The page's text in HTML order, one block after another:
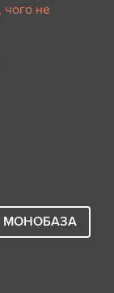
чого не
МОНОБАЗА